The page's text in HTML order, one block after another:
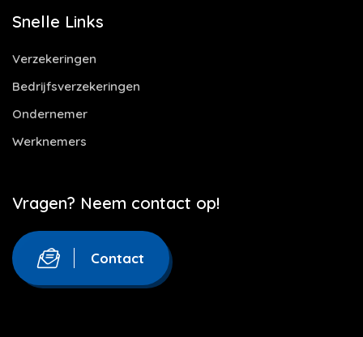
Snelle Links
Verzekeringen
Bedrijfsverzekeringen
Ondernemer
Werknemers
Vragen? Neem contact op!
Contact